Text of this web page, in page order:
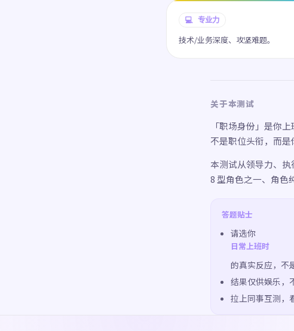
💻 专业力
技术/业务深度、攻坚难题。
关于本测试
「职场身份」是你
不是职位头衔，而是
本测试从领导力、
8 型角色之一、角色
答题贴士
请选你
日常上班时
的真实反应，不
结果仅供娱乐，
拉上同事互测，